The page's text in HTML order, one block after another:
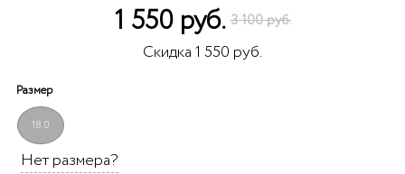
1 550 руб. 3 100 руб.
Скидка 1 550 руб.
Размер
18.0
Нет размера?